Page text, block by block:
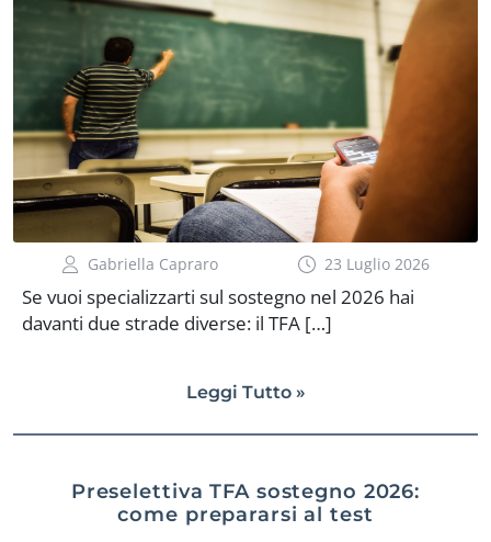
Gabriella Capraro 23 Luglio 2026
Se vuoi specializzarti sul sostegno nel 2026 hai
davanti due strade diverse: il TFA […]
Leggi Tutto »
Preselettiva TFA sostegno 2026:
come prepararsi al test